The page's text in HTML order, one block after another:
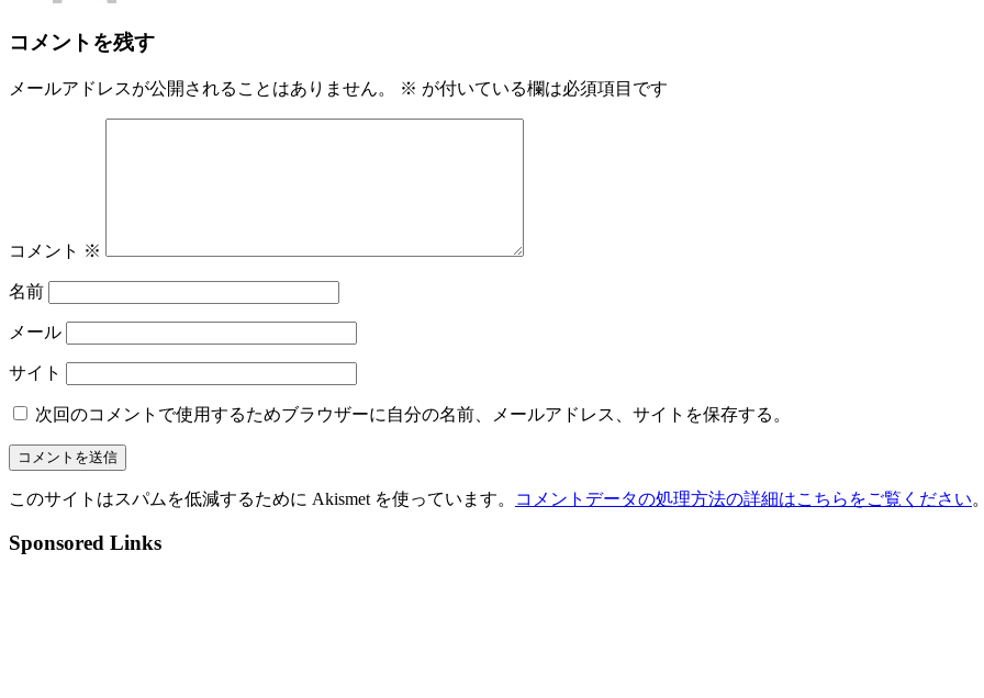
コメントを残す
メールアドレスが公開されることはありません。 ※ が付いている欄は必須項目です
コメント ※
名前
メール
サイト
次回のコメントで使用するためブラウザーに自分の名前、メールアドレス、サイトを保存する。
このサイトはスパムを低減するために Akismet を使っています。 コメントデータの処理方法の詳細はこちらをご覧ください。
Sponsored Links